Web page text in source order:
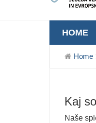
HOME
Home
Kaj
Naše